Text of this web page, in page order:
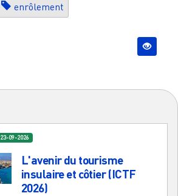
enrôlement
23-09-2026
L'avenir du tourisme
insulaire et côtier (ICTF
2026)